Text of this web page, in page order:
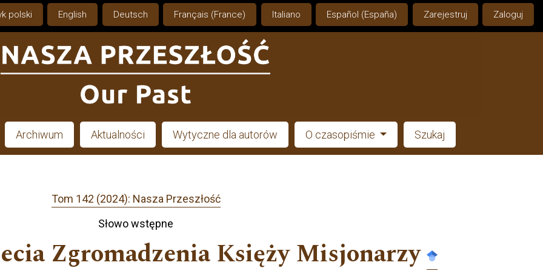
polski English Deutsch Français (France) Italiano Español (España) Zarejestruj Zaloguj
Archiwum Aktualności Wytyczne dla autorów O czasopiśmie Szukaj
Tom 142 (2024): Nasza Przeszłość
Słowo wstępne
Zgromadzenia Księży Misjonarzy